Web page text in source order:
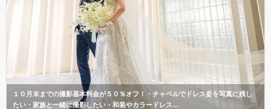
１０月末までの撮影基本料金が５０％オフ！・チャペルでドレス姿を写真に残し
たい・家族と一緒に撮影したい・和装やカラードレス…